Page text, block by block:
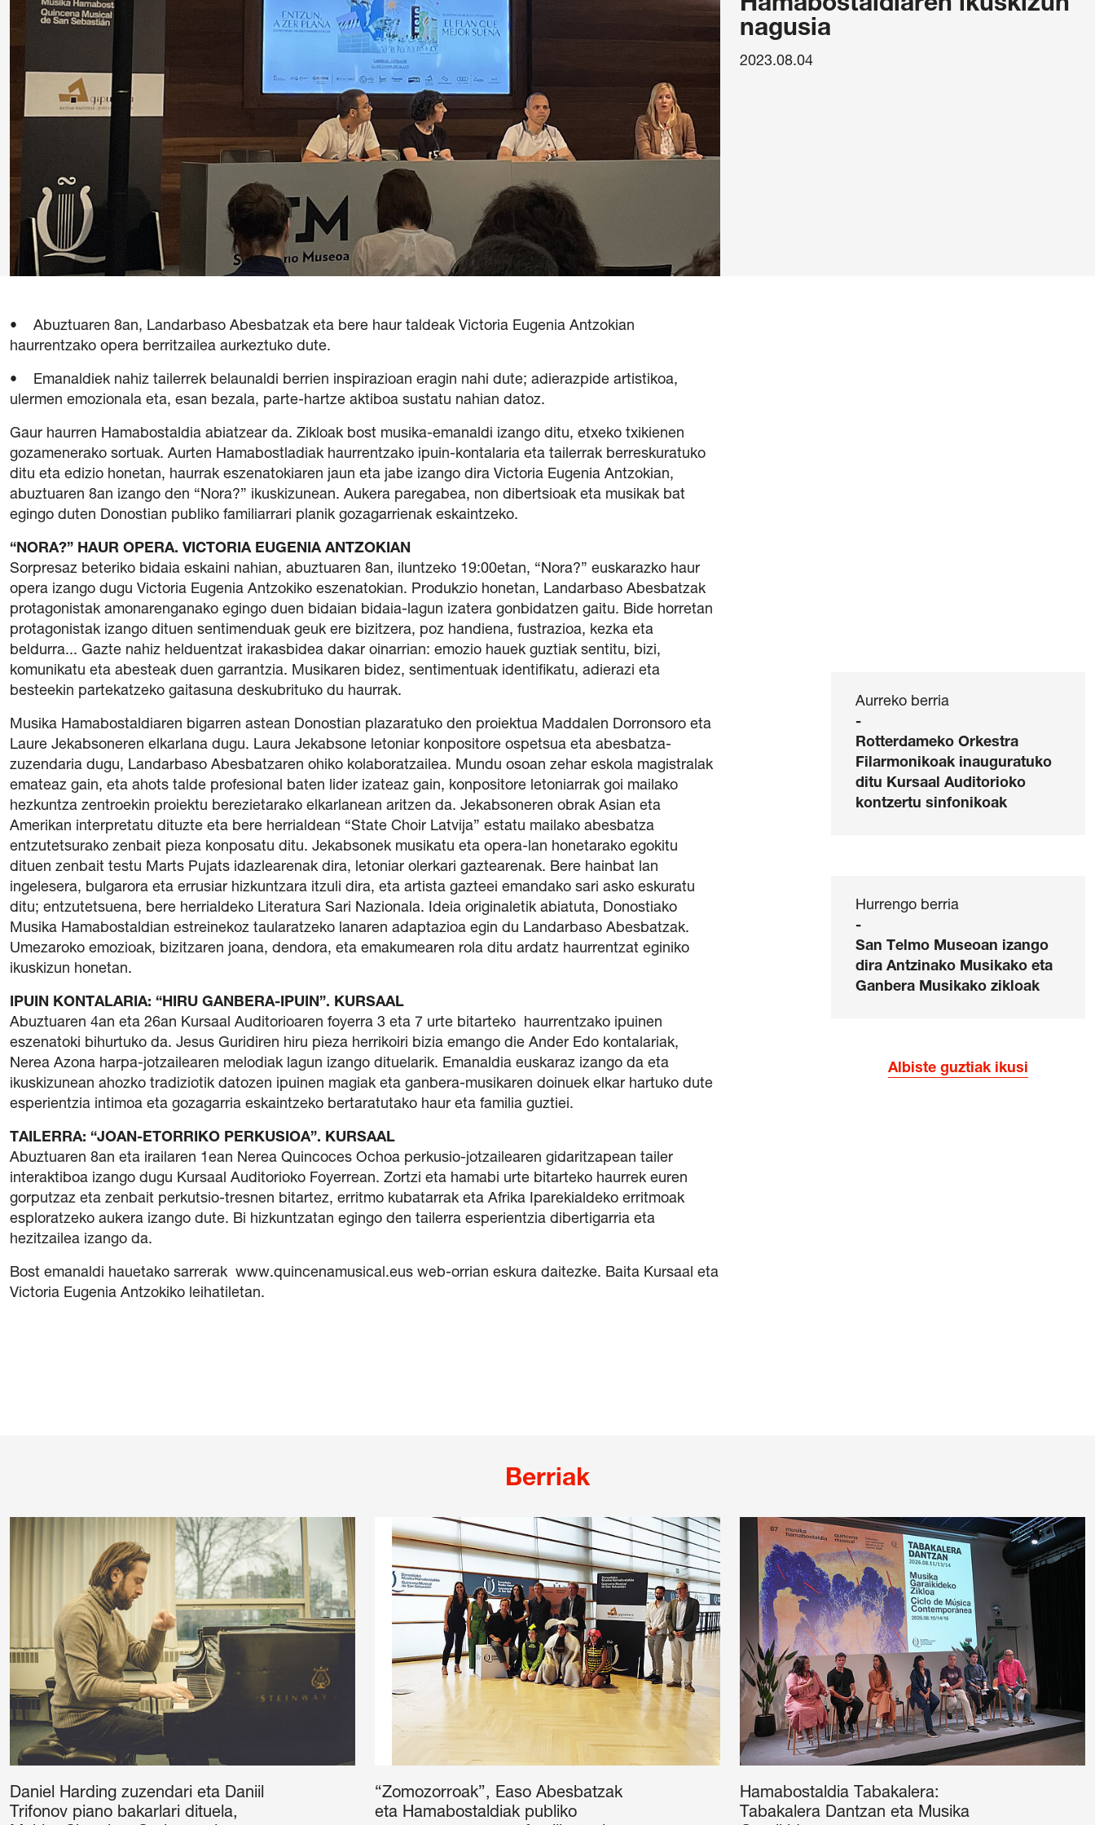
Erromantiko Ikastaroa
Hamabostaldi Berdea
Gardentasuna Kontratazioa / Hizkuntza Politika Legezko oharra /
baldintza orokorrak
Salaketen Kanala
Hamabostaldiaren ikuskizun
nagusia
2023.08.04
• Abuztuaren 8an, Landarbaso Abesbatzak eta bere haur taldeak Victoria Eugenia Antzokian
haurrentzako opera berritzailea aurkeztuko dute.
• Emanaldiek nahiz tailerrek belaunaldi berrien inspirazioan eragin nahi dute; adierazpide artistikoa,
ulermen emozionala eta, esan bezala, parte-hartze aktiboa sustatu nahian datoz.
Gaur haurren Hamabostaldia abiatzear da. Zikloak bost musika-emanaldi izango ditu, etxeko txikienen
gozamenerako sortuak. Aurten Hamabostladiak haurrentzako ipuin-kontalaria eta tailerrak berreskuratuko
ditu eta edizio honetan, haurrak eszenatokiaren jaun eta jabe izango dira Victoria Eugenia Antzokian,
abuztuaren 8an izango den “Nora?” ikuskizunean. Aukera paregabea, non dibertsioak eta musikak bat
egingo duten Donostian publiko familiarrari planik gozagarrienak eskaintzeko.
“NORA?” HAUR OPERA. VICTORIA EUGENIA ANTZOKIAN
Sorpresaz beteriko bidaia eskaini nahian, abuztuaren 8an, iluntzeko 19:00etan, “Nora?” euskarazko haur
opera izango dugu Victoria Eugenia Antzokiko eszenatokian. Produkzio honetan, Landarbaso Abesbatzak
protagonistak amonarenganako egingo duen bidaian bidaia-lagun izatera gonbidatzen gaitu. Bide horretan
protagonistak izango dituen sentimenduak geuk ere bizitzera, poz handiena, fustrazioa, kezka eta
beldurra... Gazte nahiz helduentzat irakasbidea dakar oinarrian: emozio hauek guztiak sentitu, bizi,
komunikatu eta abesteak duen garrantzia. Musikaren bidez, sentimentuak identifikatu, adierazi eta
besteekin partekatzeko gaitasuna deskubrituko du haurrak.
Musika Hamabostaldiaren bigarren astean Donostian plazaratuko den proiektua Maddalen Dorronsoro eta
Laure Jekabsoneren elkarlana dugu. Laura Jekabsone letoniar konpositore ospetsua eta abesbatza-
zuzendaria dugu, Landarbaso Abesbatzaren ohiko kolaboratzailea. Mundu osoan zehar eskola magistralak
emateaz gain, eta ahots talde profesional baten lider izateaz gain, konpositore letoniarrak goi mailako
hezkuntza zentroekin proiektu berezietarako elkarlanean aritzen da. Jekabsoneren obrak Asian eta
Amerikan interpretatu dituzte eta bere herrialdean “State Choir Latvija” estatu mailako abesbatza
entzutetsurako zenbait pieza konposatu ditu. Jekabsonek musikatu eta opera-lan honetarako egokitu
dituen zenbait testu Marts Pujats idazlearenak dira, letoniar olerkari gaztearenak. Bere hainbat lan
ingelesera, bulgarora eta errusiar hizkuntzara itzuli dira, eta artista gazteei emandako sari asko eskuratu
ditu; entzutetsuena, bere herrialdeko Literatura Sari Nazionala. Ideia originaletik abiatuta, Donostiako
Musika Hamabostaldian estreinekoz taularatzeko lanaren adaptazioa egin du Landarbaso Abesbatzak.
Umezaroko emozioak, bizitzaren joana, dendora, eta emakumearen rola ditu ardatz haurrentzat eginiko
ikuskizun honetan.
IPUIN KONTALARIA: “HIRU GANBERA-IPUIN”. KURSAAL
Abuztuaren 4an eta 26an Kursaal Auditorioaren foyerra 3 eta 7 urte bitarteko haurrentzako ipuinen
eszenatoki bihurtuko da. Jesus Guridiren hiru pieza herrikoiri bizia emango die Ander Edo kontalariak,
Nerea Azona harpa-jotzailearen melodiak lagun izango dituelarik. Emanaldia euskaraz izango da eta
ikuskizunean ahozko tradiziotik datozen ipuinen magiak eta ganbera-musikaren doinuek elkar hartuko dute
esperientzia intimoa eta gozagarria eskaintzeko bertaratutako haur eta familia guztiei.
TAILERRA: “JOAN-ETORRIKO PERKUSIOA”. KURSAAL
Abuztuaren 8an eta irailaren 1ean Nerea Quincoces Ochoa perkusio-jotzailearen gidaritzapean tailer
interaktiboa izango dugu Kursaal Auditorioko Foyerrean. Zortzi eta hamabi urte bitarteko haurrek euren
gorputzaz eta zenbait perkutsio-tresnen bitartez, erritmo kubatarrak eta Afrika Iparekialdeko erritmoak
esploratzeko aukera izango dute. Bi hizkuntzatan egingo den tailerra esperientzia dibertigarria eta
hezitzailea izango da.
Bost emanaldi hauetako sarrerak www.quincenamusical.eus web-orrian eskura daitezke. Baita Kursaal eta
Victoria Eugenia Antzokiko leihatiletan.
Aurreko berria
-
Rotterdameko Orkestra
Filarmonikoak inauguratuko
ditu Kursaal Auditorioko
kontzertu sinfonikoak
Hurrengo berria
-
San Telmo Museoan izango
dira Antzinako Musikako eta
Ganbera Musikako zikloak
Albiste guztiak ikusi
Berriak
Daniel Harding zuzendari eta Daniil
Trifonov piano bakarlari dituela,
“Zomozorroak”, Easo Abesbatzak
eta Hamabostaldiak publiko
Hamabostaldia Tabakalera:
Tabakalera Dantzan eta Musika